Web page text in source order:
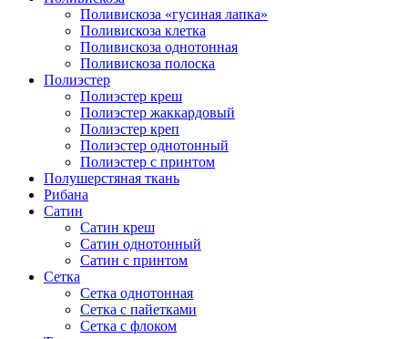
Поливискоза «гусиная лапка»
Поливискоза клетка
Поливискоза однотонная
Поливискоза полоска
Полиэстер
Полиэстeр креш
Полиэстер жаккардовый
Полиэстер креп
Полиэстер однотонный
Полиэстер с принтом
Полушерстяная ткань
Рибана
Сатин
Сатин креш
Сатин однотонный
Сатин с принтом
Сетка
Сетка однотонная
Сетка с пайетками
Сетка с флоком